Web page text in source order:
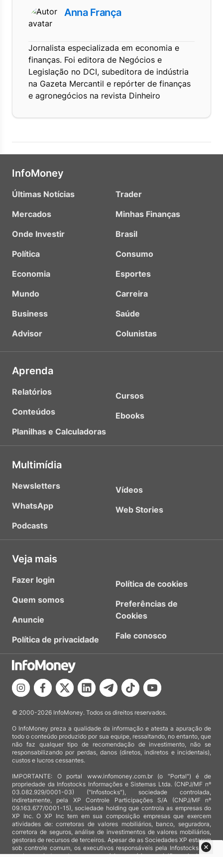
Anna França
Jornalista especializada em economia e
finanças. Foi editora de Negócios e
Legislação no DCI, subeditora de indústria
na Gazeta Mercantil e repórter de finanças
e agronegócios na revista Dinheiro
InfoMoney
Últimas Notícias
Mercados
Onde Investir
Política
Economia
Mundo
Business
Advisor
Trader
Minhas Finanças
Brasil
Consumo
Esportes
Carreira
Saúde
Colunistas
Aprenda
Relatórios
Conteúdos
Planilhas e Calculadoras
Cursos
Ebooks
Multimídia
Newsletters
WhatsApp
Podcasts
Vídeos
Web Stories
Veja mais
Fazer login
Quem somos
Anuncie
Política de privacidade
Política de cookies
Preferências de
Cookies
Fale conosco
© 2000-2026 InfoMoney. Todos os direitos reservados.
O InfoMoney preza a qualidade da informação e atesta a apuração de
todo o conteúdo produzido por sua equipe, ressaltando, no entanto, que
não faz qualquer tipo de recomendação de investimento, não se
responsabilizando por perdas, danos (diretos, indiretos e incidentais),
custos e lucros cessantes.
IMPORTANTE: O portal www.infomoney.com.br (o "Portal") é de
propriedade da Infostocks Informações e Sistemas Ltda. (CNPJ/MF nº
03.082.929/0001-03) ("Infostocks"), sociedade controlada,
indiretamente, pela XP Controle Participações S/A (CNPJ/MF nº
09.163.677/0001-15), sociedade holding que controla as empresas do
XP Inc. O XP Inc tem em sua composição empresas que exercem
atividades de: corretoras de valores mobiliários, banco, seguradora,
corretora de seguros, análise de investimentos de valores mobiliários,
gestoras de recursos de terceiros. Apesar de as Sociedades XP estarem
sob controle comum, os executivos responsáveis pela Infostocks são